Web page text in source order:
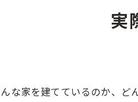
実
な家を建てているのか、